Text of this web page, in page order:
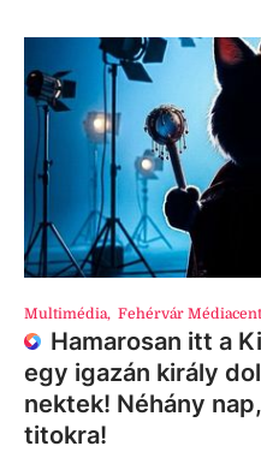
Multimédia, Fehérvár
Hamarosan itt a
egy igazán király
nektek! Néhány
titokra!